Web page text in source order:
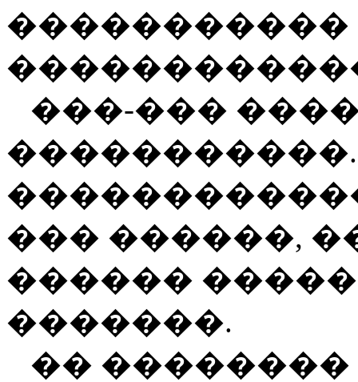
�����������
���-���
��� ������,
������
�������.
�� ��������